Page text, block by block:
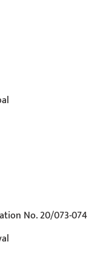
No. 20/073-074